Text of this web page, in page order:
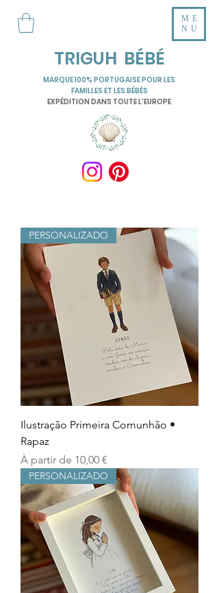
TRIGUH BÉBÉ
ME
NU
MARQUE 100% PORTUGAISE POUR LES
FAMILLES ET LES BÉBÉS
EXPÉDITION DANS TOUTE L'EUROPE
PERSONALIZADO
Ilustração Primeira Comunhão •
Rapaz
À partir de 10,00 €
Prix promotionnel
PERSONALIZADO